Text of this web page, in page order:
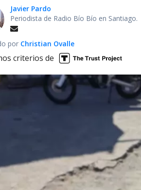
Javier Pardo
Periodista de Radio Bío Bío en Santiago.
por Christian Ovalle
criterios de